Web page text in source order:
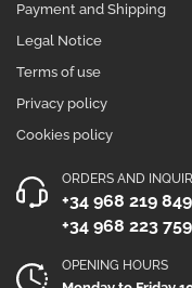
Payment and Shipping
Legal Notice
Terms of use
Privacy policy
Cookies policy
ORDERS AND
+34 968 219 849
+34 968 223 759
OPENING HOURS